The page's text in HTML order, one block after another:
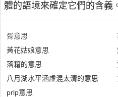
體的語境來確定它們的含義
胥意思
黃花姑娘意思
落籍的意思
八月湖水平涵虛混太清的意思
prlp意思